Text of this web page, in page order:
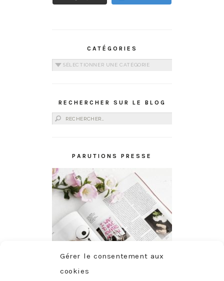
Gérer le consentement aux
cookies
CATÉGORIES
Catégories
RECHERCHER SUR LE BLOG
Rechercher :
PARUTIONS PRESSE